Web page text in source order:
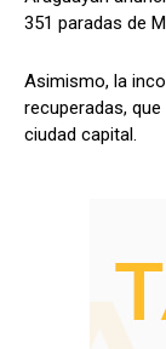
351 paradas de
Asimismo, la
recuperadas,
ciudad capital.